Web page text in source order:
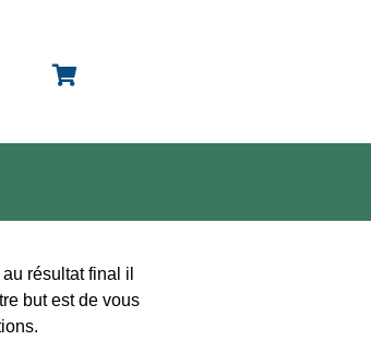
résultat final il
but est de vous